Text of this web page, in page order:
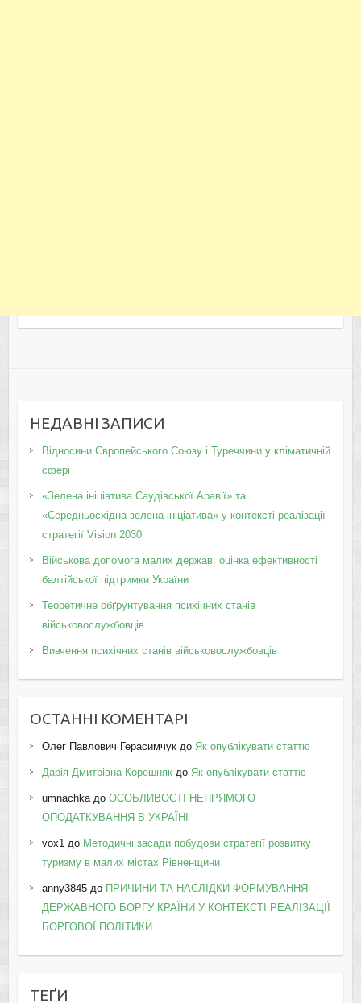
НЕДАВНІ ЗАПИСИ
Відносини Європейського Союзу і Туреччини у кліматичній
сфері
«Зелена ініціатива Саудівської Аравії» та
«Середньосхідна зелена ініціатива» у контексті реалізації
стратегії Vision 2030
Військова допомога малих держав: оцінка ефективності
балтійської підтримки України
Теоретичне обґрунтування психічних станів
військовослужбовців
Вивчення психічних станів військовослужбовців
ОСТАННІ КОМЕНТАРІ
Олег Павлович Герасимчукдо Як опублікувати статтю
Дарія Дмитрівна Корешнякдо Як опублікувати статтю
umnachkaдо ОСОБЛИВОСТІ НЕПРЯМОГО
ОПОДАТКУВАННЯ В УКРАЇНІ
vox1до Методичні засади побудови стратегії розвитку
туризму в малих містах Рівненщини
anny3845до ПРИЧИНИ ТА НАСЛІДКИ ФОРМУВАННЯ
ДЕРЖАВНОГО БОРГУ КРАЇНИ У КОНТЕКСТІ РЕАЛІЗАЦІЇ
БОРГОВОЇ ПОЛІТИКИ
ТЕҐИ